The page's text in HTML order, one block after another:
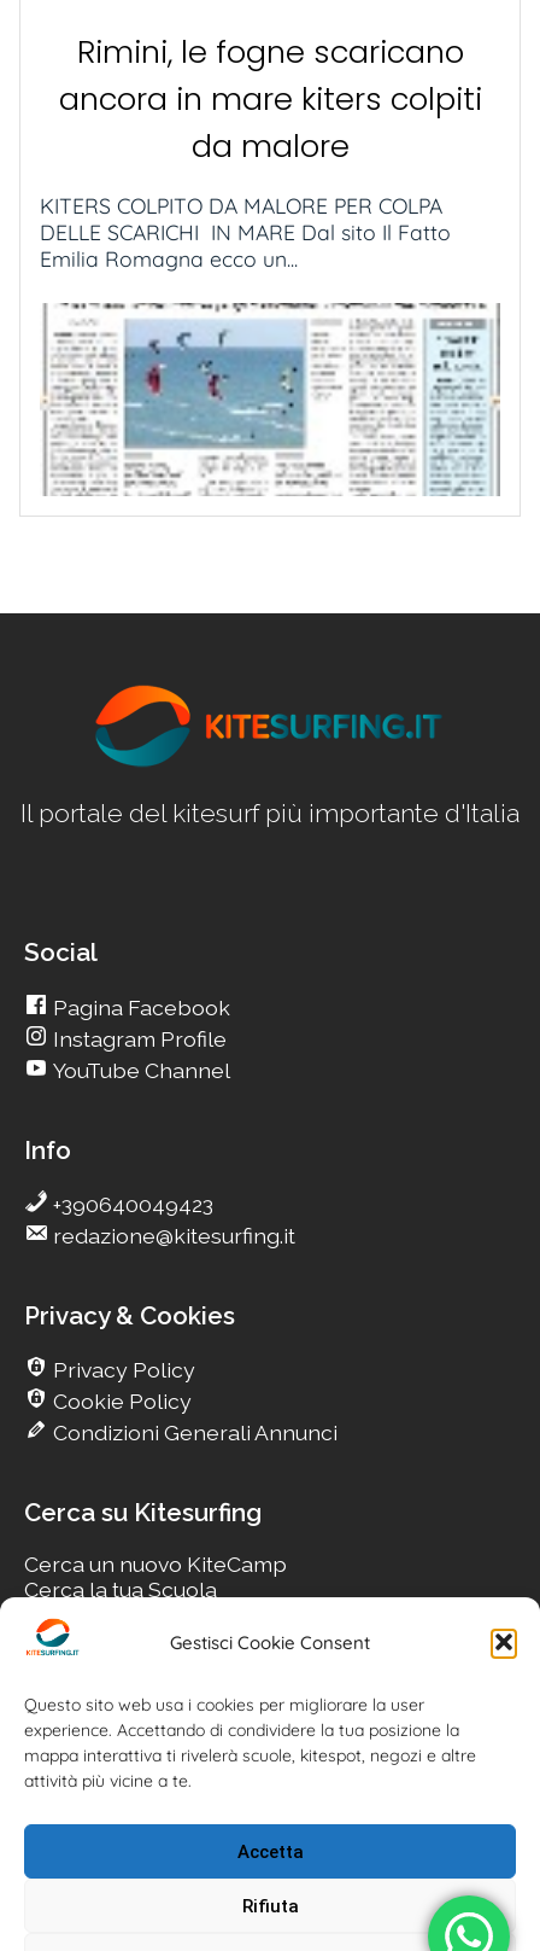
Gestisci Cookie Consent
Questo sito web usa i cookies per migliorare la user
experience. Accettando di condividere la tua posizione la
mappa interattiva ti rivelerà scuole, kitespot, negozi e altre
attività più vicine a te.
Accetta
Rifiuta
Rimini, le fogne scaricano
ancora in mare kiters colpiti
da malore
KITERS COLPITO DA MALORE PER COLPA
DELLE SCARICHI IN MARE Dal sito Il Fatto
Emilia Romagna ecco un...
Il portale del kitesurf più importante d'Italia
Social
Pagina Facebook
Instagram Profile
YouTube Channel
Info
+390640049423
redazione@kitesurfing.it
Privacy & Cookies
Privacy Policy
Cookie Policy
Condizioni Generali Annunci
Cerca su Kitesurfing
Cerca un nuovo KiteCamp
Cerca la tua Scuola
Cerca il tuo KiteSpot
Cerca Accommodation
Cerca il tuo Usato